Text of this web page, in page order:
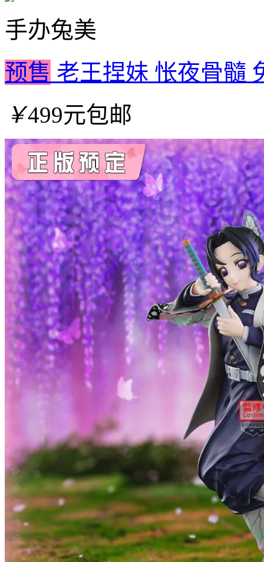
手办兔美
预售 老王捏妹 怅夜骨髓
￥499元包邮